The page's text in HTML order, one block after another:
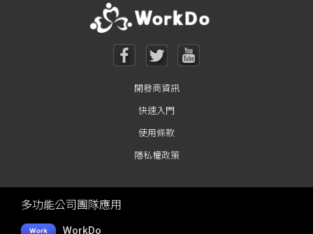
開發商資訊
快速入門
使用條款
隱私權政策
多功能公司團隊應用
WorkDo